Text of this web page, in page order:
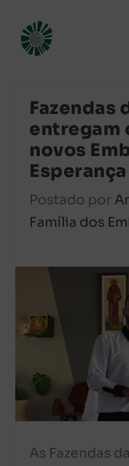
Fazendas
entregam
novos
Esperança
Postado por
Família dos
As Fazendas